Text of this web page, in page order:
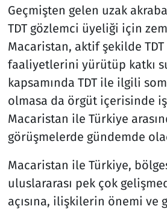
Geçmişten gelen uzak
TDT gözlemci üyeliği için
Macaristan, aktif şekilde
faaliyetlerini yürütüp katkı
kapsamında TDT ile ilgili
olmasa da örgüt içerisinde
Macaristan ile Türkiye
görüşmelerde gündemde
Macaristan ile Türkiye,
uluslararası pek çok
açısına, ilişkilerin önemi ve